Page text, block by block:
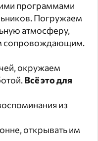
программами
Погружаем
атмосферу,
сопровождающим.
окружаем
Всё это для
из
открывать им